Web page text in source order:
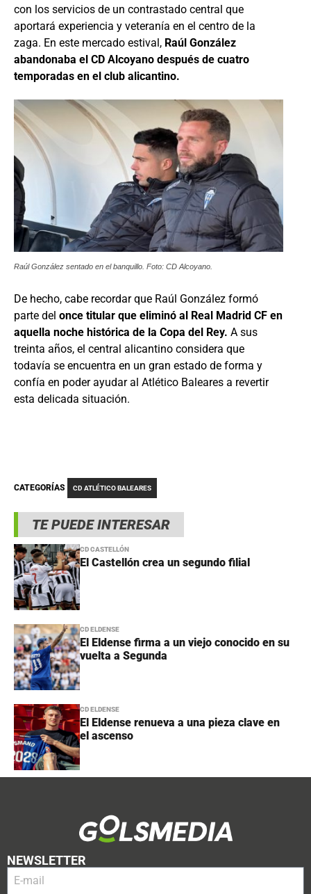
TE PUEDE INTERESAR
CD CASTELLÓN
El Castellón crea un segundo filial
CD ELDENSE
El Eldense firma a un viejo conocido en su
vuelta a Segunda
CD ELDENSE
El Eldense renueva a una pieza clave en
el ascenso
con los servicios de un contrastado central que
aportará experiencia y veteranía en el centro de la
zaga. En este mercado estival, Raúl González
abandonaba el CD Alcoyano después de cuatro
temporadas en el club alicantino.
Raúl González sentado en el banquillo. Foto: CD Alcoyano.
De hecho, cabe recordar que Raúl González formó
parte del once titular que eliminó al Real Madrid CF en
aquella noche histórica de la Copa del Rey. A sus
treinta años, el central alicantino considera que
todavía se encuentra en un gran estado de forma y
confía en poder ayudar al Atlético Baleares a revertir
esta delicada situación.
CATEGORÍAS CD ATLÉTICO BALEARES
NEWSLETTER